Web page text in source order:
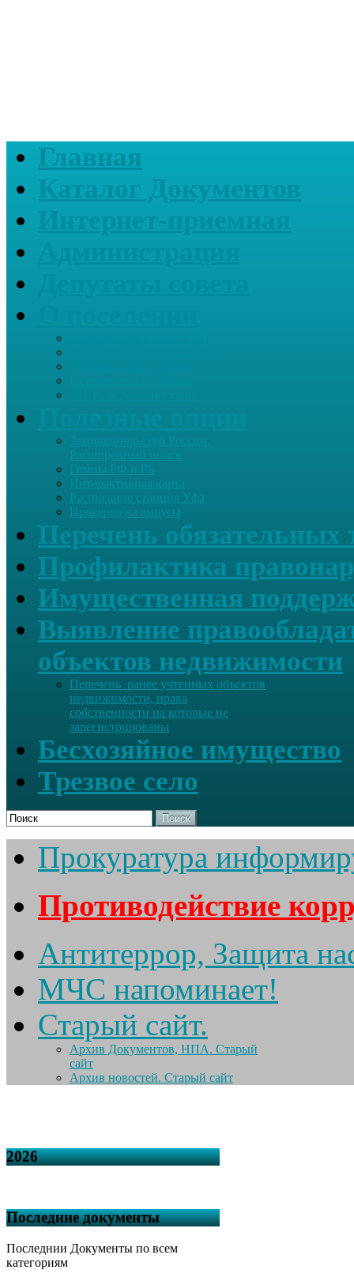
Главная
Каталог Документов
Интерактивная карта
Расписание станция Уфа
Проверка на вирусы
Перечень обязательных
Профилактика
Имущественная
Выявление
объектов недвижимости
Перечень ранее учтенных объектов
недвижимости, права
собственности на которые не
зарегистрированы
Бесхозяйное имущество
Трезвое село
Поиск
Прокуратура
Противодействие
Антитеррор, Защита
МЧС напоминает!
Старый сайт.
Архив Документов, НПА. Старый
сайт
Архив новостей. Старый сайт
2026
Последние документы
Последнии Документы по всем
категориям